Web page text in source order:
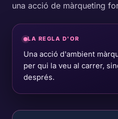
una acció de màrqueting
LA REGLA D'OR
Una acció d'ambient
per qui la veu al carrer,
després.